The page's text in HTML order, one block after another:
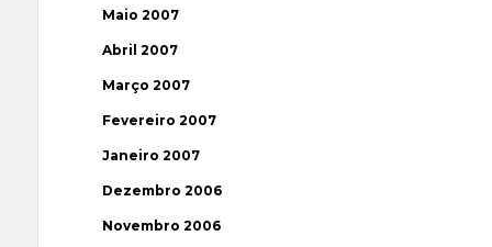
Maio 2007
Abril 2007
Março 2007
Fevereiro 2007
Janeiro 2007
Dezembro 2006
Novembro 2006